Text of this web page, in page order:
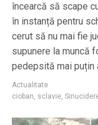
încearcă să scape
în instanță pentru
cerut să nu mai fie
supunere la muncă
pedepsită mai puțin
Actualitate
cioban, sclavie,